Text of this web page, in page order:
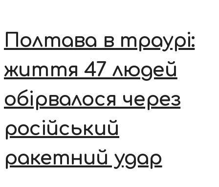
Полтава в траурі:
життя 47 людей
обірвалося через
російський
ракетний удар